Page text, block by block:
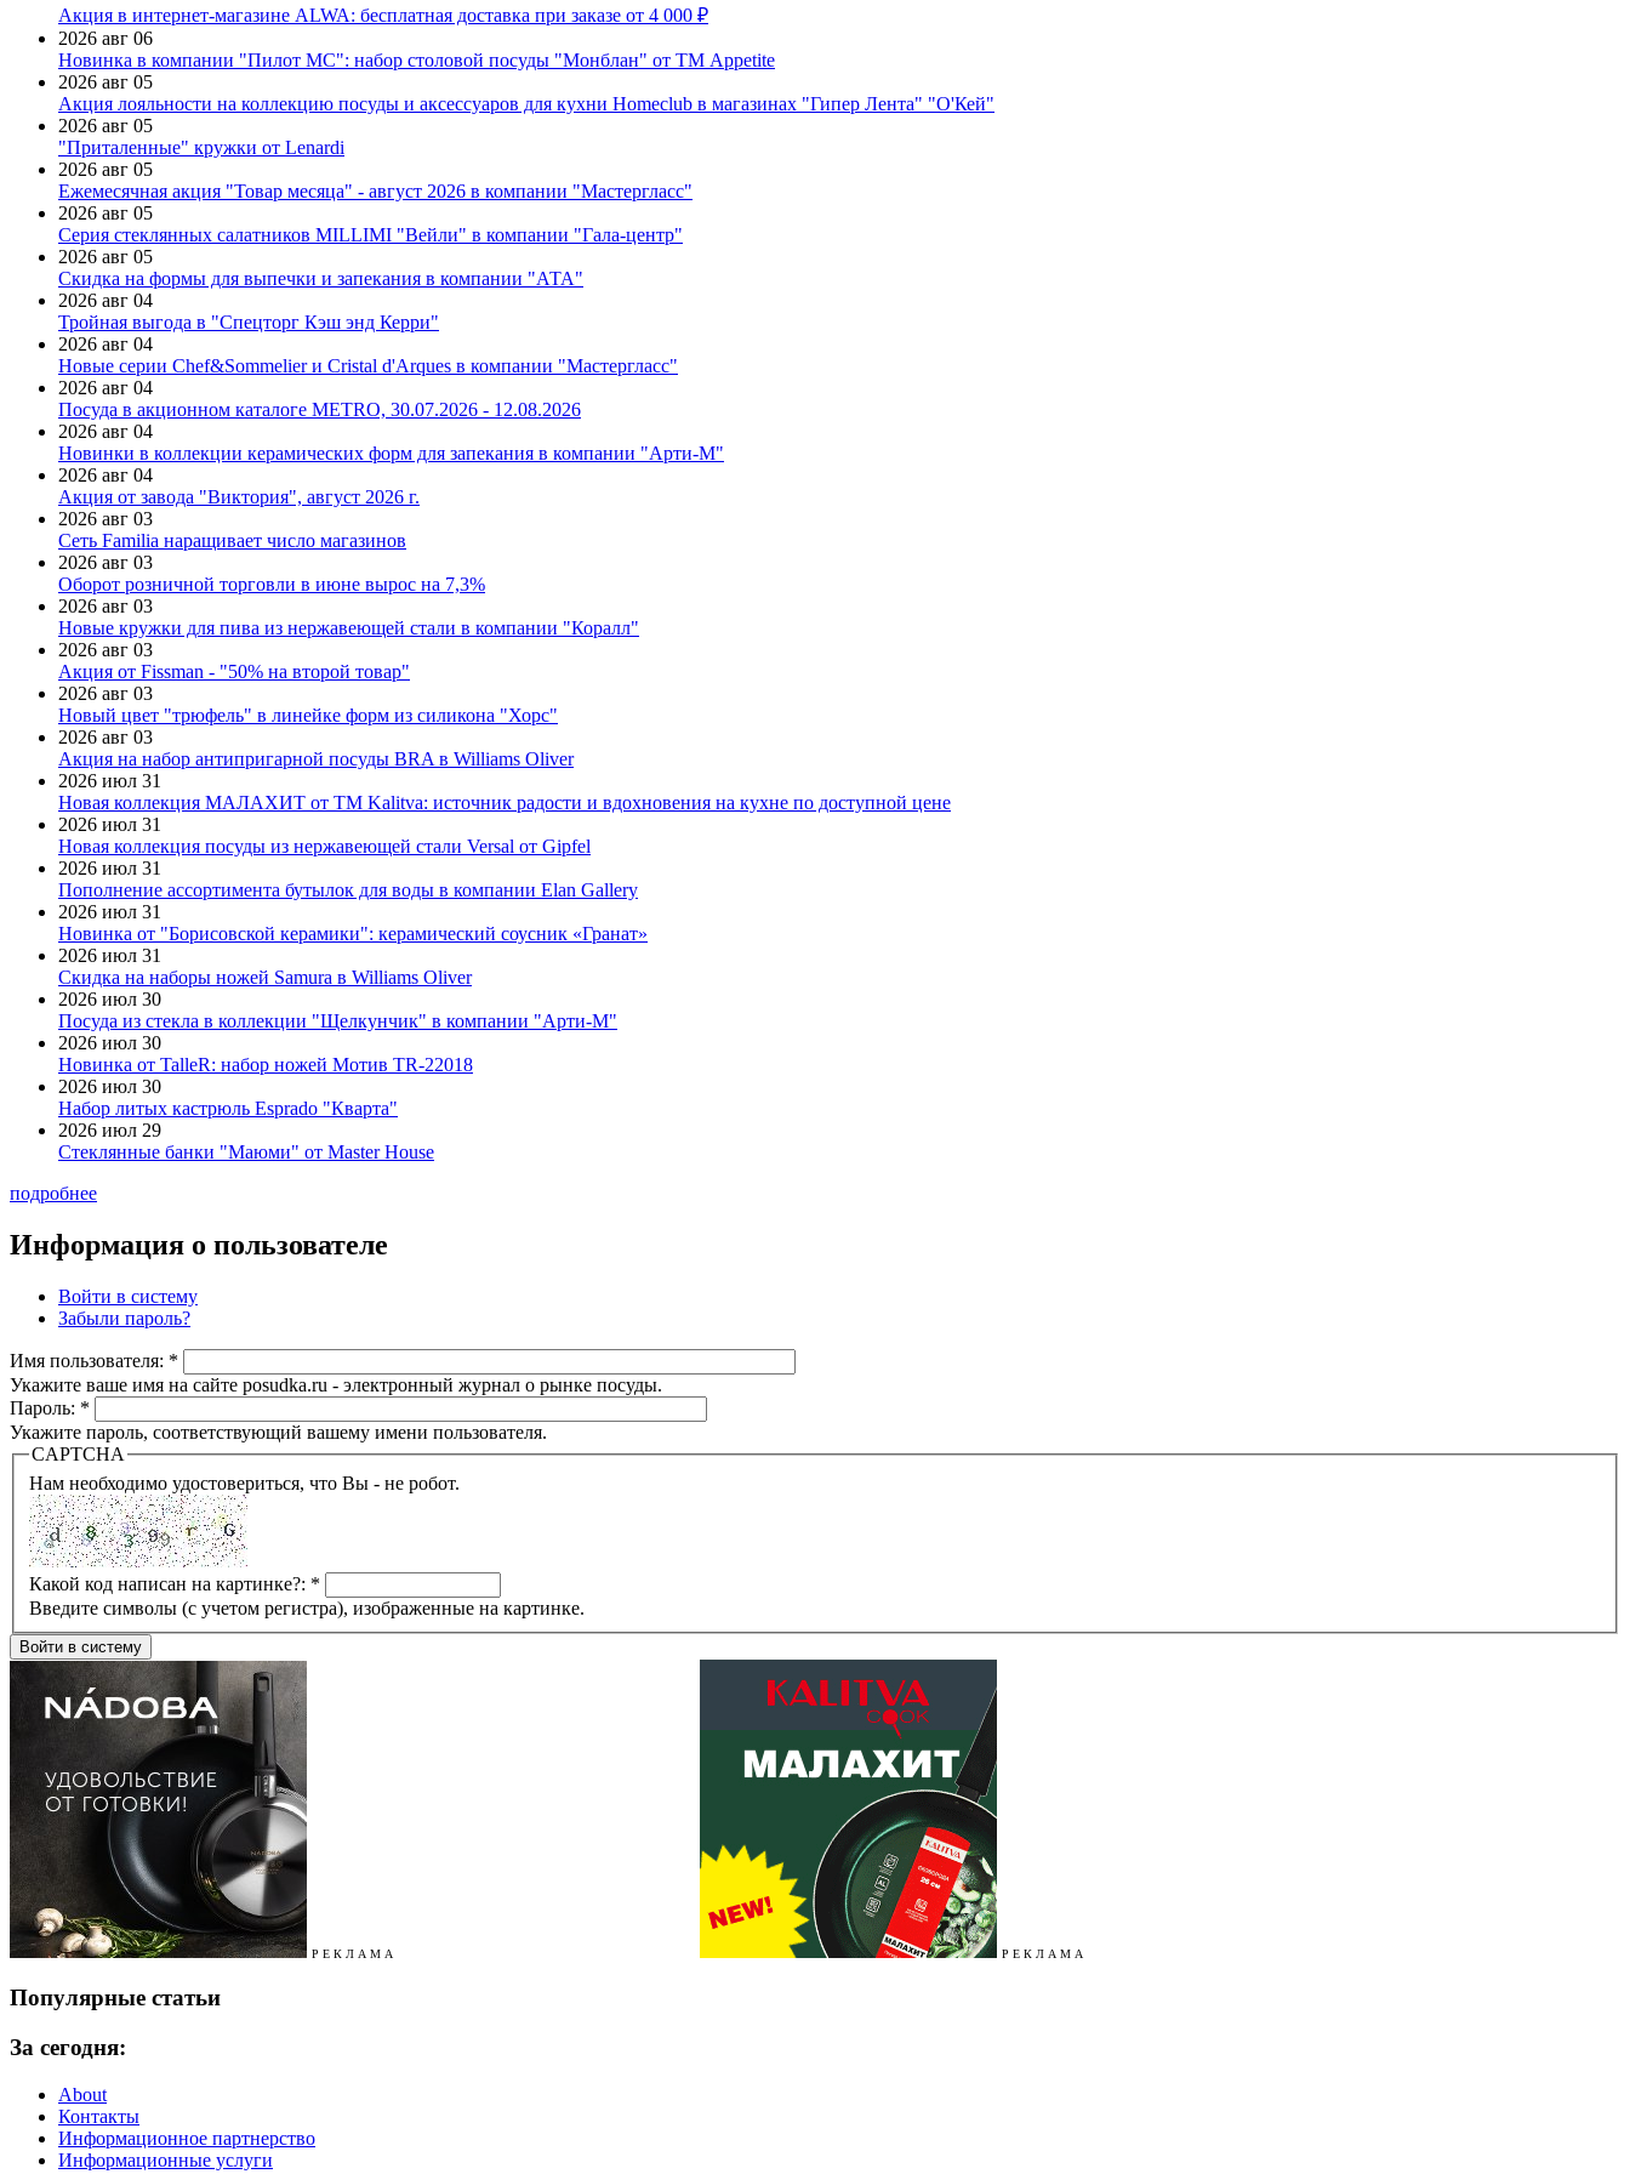
Акция в интернет-магазине ALWA: бесплатная доставка при заказе от 4 000 ₽
2026 авг 06
Новинка в компании "Пилот МС": набор столовой посуды "Монблан" от ТМ Appetite
2026 авг 05
Акция лояльности на коллекцию посуды и аксессуаров для кухни Homeclub в магазинах "Гипер Лента" "О'Кей"
2026 авг 05
"Приталенные" кружки от Lenardi
2026 авг 05
Ежемесячная акция "Товар месяца" - август 2026 в компании "Мастергласс"
2026 авг 05
Серия стеклянных салатников MILLIMI "Вейли" в компании "Гала-центр"
2026 авг 05
Скидка на формы для выпечки и запекания в компании "АТА"
2026 авг 04
Тройная выгода в "Спецторг Кэш энд Керри"
2026 авг 04
Новые серии Chef&Sommelier и Cristal d'Arques в компании "Мастергласс"
2026 авг 04
Посуда в акционном каталоге METRO, 30.07.2026 - 12.08.2026
2026 авг 04
Новинки в коллекции керамических форм для запекания в компании "Арти-М"
2026 авг 04
Акция от завода "Виктория", август 2026 г.
2026 авг 03
Сеть Familia наращивает число магазинов
2026 авг 03
Оборот розничной торговли в июне вырос на 7,3%
2026 авг 03
Новые кружки для пива из нержавеющей стали в компании "Коралл"
2026 авг 03
Акция от Fissman - "50% на второй товар"
2026 авг 03
Новый цвет "трюфель" в линейке форм из силикона "Хорс"
2026 авг 03
Акция на набор антипригарной посуды BRA в Williams Oliver
2026 июл 31
Новая коллекция МАЛАХИТ от ТМ Kalitva: источник радости и вдохновения на кухне по доступной цене
2026 июл 31
Новая коллекция посуды из нержавеющей стали Versal от Gipfel
2026 июл 31
Пополнение ассортимента бутылок для воды в компании Elan Gallery
2026 июл 31
Новинка от "Борисовской керамики": керамический соусник «Гранат»
2026 июл 31
Скидка на наборы ножей Samura в Williams Oliver
2026 июл 30
Посуда из стекла в коллекции "Щелкунчик" в компании "Арти-М"
2026 июл 30
Новинка от TalleR: набор ножей Мотив TR-22018
2026 июл 30
Набор литых кастрюль Esprado "Кварта"
2026 июл 29
Стеклянные банки "Маюми" от Master House
подробнее
Информация о пользователе
Войти в систему
Забыли пароль?
Имя пользователя: *
Укажите ваше имя на сайте posudka.ru - электронный журнал о рынке посуды.
Пароль: *
Укажите пароль, соответствующий вашему имени пользователя.
CAPTCHA
Нам необходимо удостовериться, что Вы - не робот.
Какой код написан на картинке?: *
Введите символы (с учетом регистра), изображенные на картинке.
Р Е К Л А М А Р Е К Л А М А
Популярные статьи
За сегодня:
About
Контакты
Информационное партнерство
Информационные услуги